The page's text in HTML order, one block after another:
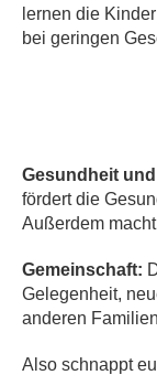
lernen die
bei geringen
Gesundheit
fördert die
Außerdem
Gemeinschaft:
Gelegenheit,
anderen
Also schnappt